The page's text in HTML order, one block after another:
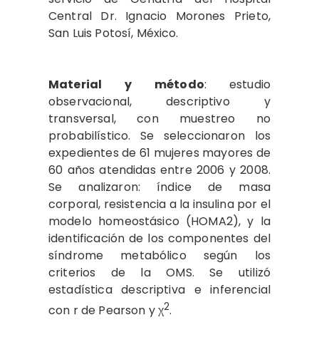
Central Dr. Ignacio Morones Prieto,
San Luis Potosí, México.
Material y método:
estudio
observacional, descriptivo y
transversal, con muestreo no
probabilístico. Se seleccionaron los
expedientes de 61 mujeres mayores de
60 años atendidas entre 2006 y 2008.
Se analizaron: índice de masa
corporal, resistencia a la insulina por el
modelo homeostásico (HOMA2), y la
identificación de los componentes del
síndrome metabólico según los
criterios de la OMS. Se utilizó
estadística descriptiva e inferencial
con r de Pearson y χ2.